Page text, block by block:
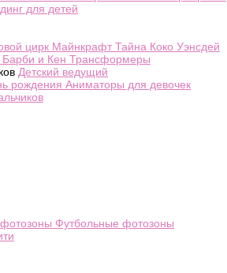
для детей
цирк Майнкрафт Тайна Коко Уэнсдей
Барби и Кен Трансформеры
Детский ведущий
рождения Аниматоры для девочек
Футбольные фотозоны